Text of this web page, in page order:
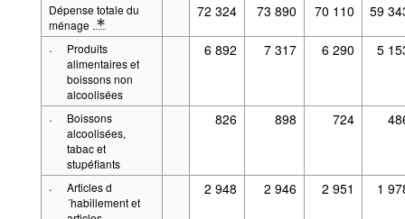
Dépense totale du
ménage
* Note: Les remboursements des prêts ne sont pas inclus dans la
72 324 73 890 70 110 59
·
Produits
alimentaires et
boissons non
alcoolisées
6 892 7 317 6 290 5
·
Boissons
alcoolisées,
tabac et
stupéfiants
826 898 724
·
Articles d
´habillement et
2 948 2 946 2 951 1